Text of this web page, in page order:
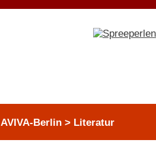
AVIVA-Berlin > Literatur